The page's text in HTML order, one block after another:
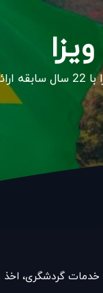
پاسپورت